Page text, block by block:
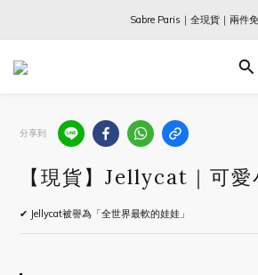
Ogata x 坂本龍一 ｜大師珍藏
Sabre Paris｜全現貨｜兩件
Ogata x 坂本龍一 ｜大師珍藏
分享到
【現貨】Jellycat｜可愛
✔ Jellycat被譽為「全世界最軟的娃娃」